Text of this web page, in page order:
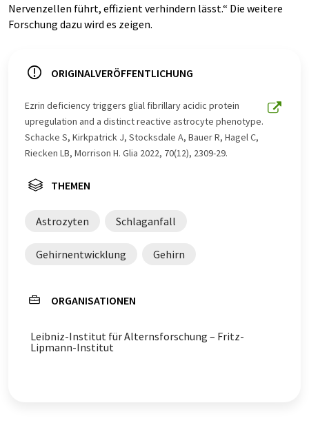
Nervenzellen führt, effizient verhindern lässt.“ Die weitere
Forschung dazu wird es zeigen.
ORIGINALVERÖFFENTLICHUNG
Ezrin deficiency triggers glial fibrillary acidic protein
upregulation and a distinct reactive astrocyte phenotype.
Schacke S, Kirkpatrick J, Stocksdale A, Bauer R, Hagel C,
Riecken LB, Morrison H. Glia 2022, 70(12), 2309-29.
THEMEN
Astrozyten Schlaganfall
Gehirnentwicklung Gehirn
ORGANISATIONEN
Leibniz-Institut für Alternsforschung – Fritz-
Lipmann-Institut